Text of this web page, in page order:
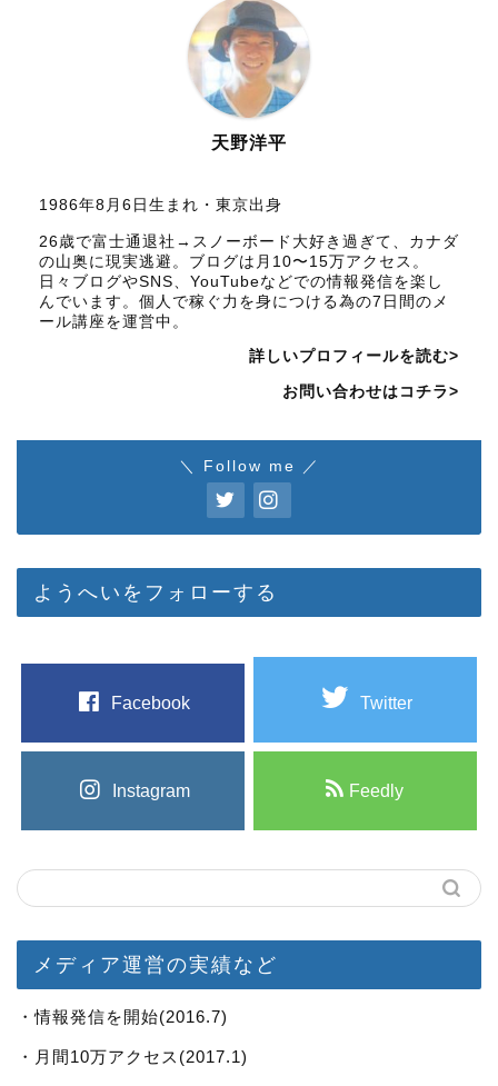
天野洋平
1986年8月6日生まれ・東京出身
26歳で富士通退社→スノーボード大好き過ぎて、カナダ
の山奥に現実逃避。ブログは月10〜15万アクセス。
日々ブログやSNS、YouTubeなどでの情報発信を楽し
んでいます。個人で稼ぐ力を身につける為の7日間のメ
ール講座を運営中。
詳しいプロフィールを読む>
お問い合わせはコチラ>
＼ Follow me ／
ようへいをフォローする
Facebook Twitter
Instagram Feedly
メディア運営の実績など
・情報発信を開始(2016.7)
・月間10万アクセス(2017.1)